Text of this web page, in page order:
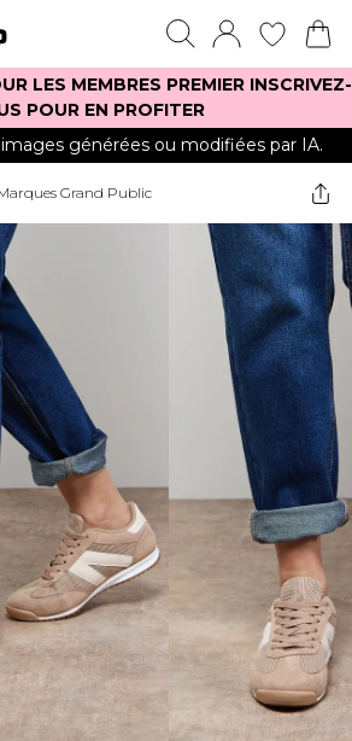
LES MEMBRES PREMIER INSCRIVEZ-
POUR EN PROFITER
générées ou modifiées par IA.
Grand Public